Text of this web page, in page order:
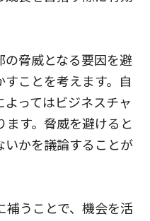
の脅威となる要因を避
ことを考えます。自
ってはビジネスチャ
す。脅威を避けると
いかを議論することが
補うことで、機会を活